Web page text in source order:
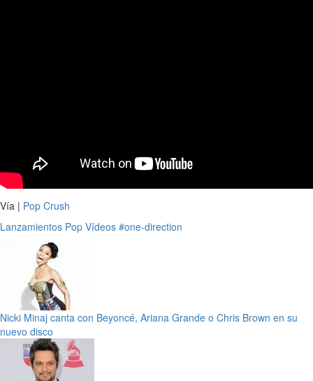
Vía | Pop Crush
Lanzamientos Pop Vídeos #one-direction
Nicki Minaj canta con Beyoncé, Ariana Grande o Chris Brown en su
nuevo disco